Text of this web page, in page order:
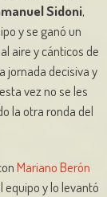
Sidoni,
y se ganó un
aire y cánticos de
jornada decisiva y
vez no se les
la otra ronda del
Mariano Berón
equipo y lo levantó